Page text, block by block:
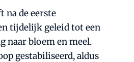
na de eerste
tijdelijk geleid tot een
naar bloem en meel.
gestabiliseerd, aldus